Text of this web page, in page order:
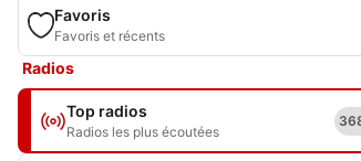
Favoris
Favoris et récents
Radios
Top radios
Radios les plus écoutées